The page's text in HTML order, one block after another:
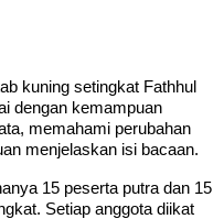
kuning setingkat Fathhul
dengan kemampuan
memahami perubahan
menjelaskan isi bacaan.
15 peserta putra dan 15
Setiap anggota diikat